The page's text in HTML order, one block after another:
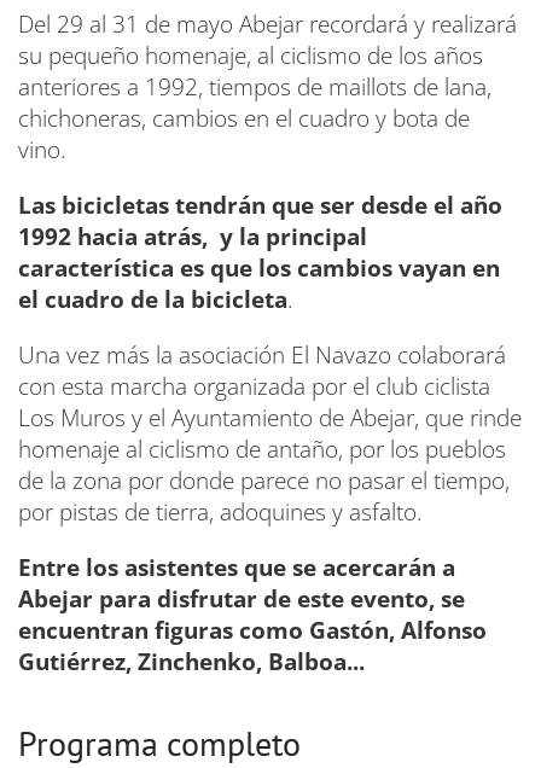
Del 29 al 31 de mayo Abejar recordará y realizará
su pequeño homenaje, al ciclismo de los años
anteriores a 1992, tiempos de maillots de lana,
chichoneras, cambios en el cuadro y bota de
vino.
Las bicicletas tendrán que ser desde el año
1992 hacia atrás, y la principal
característica es que los cambios vayan en
el cuadro de la bicicleta.
Una vez más la asociación El Navazo colaborará
con esta marcha organizada por el club ciclista
Los Muros y el Ayuntamiento de Abejar, que rinde
homenaje al ciclismo de antaño, por los pueblos
de la zona por donde parece no pasar el tiempo,
por pistas de tierra, adoquines y asfalto.
Entre los asistentes que se acercarán a
Abejar para disfrutar de este evento, se
encuentran figuras como Gastón, Alfonso
Gutiérrez, Zinchenko, Balboa...
Programa completo